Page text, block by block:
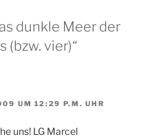
dunkle Meer der
(bzw. vier)“
UM 12:29 P.M. UHR
uns! LG Marcel